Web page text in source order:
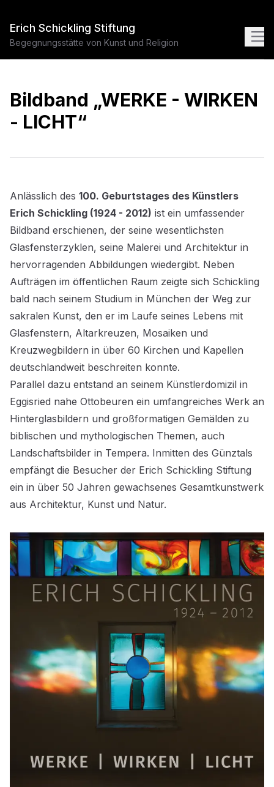
Erich Schickling Stiftung
Begegnungsstätte von Kunst und Religion
Bildband „WERKE - WIRKEN
- LICHT“
Anlässlich des 100. Geburtstages des Künstlers
Erich Schickling (1924 - 2012) ist ein umfassender
Bildband erschienen, der seine wesentlichsten
Glasfensterzyklen, seine Malerei und Architektur in
hervorragenden Abbildungen wiedergibt. Neben
Aufträgen im öffentlichen Raum zeigte sich Schickling
bald nach seinem Studium in München der Weg zur
sakralen Kunst, den er im Laufe seines Lebens mit
Glasfenstern, Altarkreuzen, Mosaiken und
Kreuzwegbildern in über 60 Kirchen und Kapellen
deutschlandweit beschreiten konnte.
Parallel dazu entstand an seinem Künstlerdomizil in
Eggisried nahe Ottobeuren ein umfangreiches Werk an
Hinterglasbildern und großformatigen Gemälden zu
biblischen und mythologischen Themen, auch
Landschaftsbilder in Tempera. Inmitten des Günztals
empfängt die Besucher der Erich Schickling Stiftung
ein in über 50 Jahren gewachsenes Gesamtkunstwerk
aus Architektur, Kunst und Natur.